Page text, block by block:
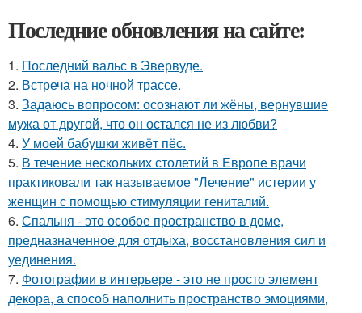
Последние обновления на сайте:
1. Последний вальс в Эвервуде.
2. Встреча на ночной трассе.
3. Задаюсь вопросом: осознают ли жёны, вернувшие
мужа от другой, что он остался не из любви?
4. У моей бабушки живёт пёс.
5. В течение нескольких столетий в Европе врачи
практиковали так называемое "Лечение" истерии у
женщин с помощью стимуляции гениталий.
6. Спальня - это особое пространство в доме,
предназначенное для отдыха, восстановления сил и
уединения.
7. Фотографии в интерьере - это не просто элемент
декора, а способ наполнить пространство эмоциями,